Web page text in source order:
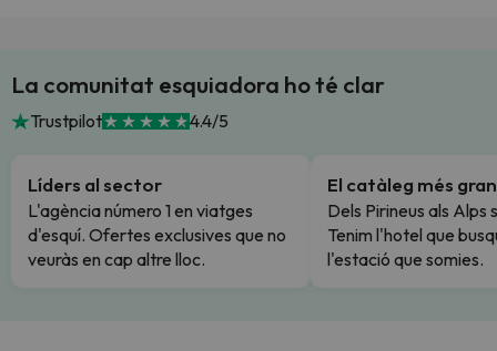
La comunitat esquiadora ho té clar
Trustpilot 4.4/5
Líders al sector
L'agència número 1 en viatges
d'esquí. Ofertes exclusives que no
veuràs en cap altre lloc.
El catàleg més gran
Dels Pirineus als Alps
Tenim l'hotel que
l'estació que somies.